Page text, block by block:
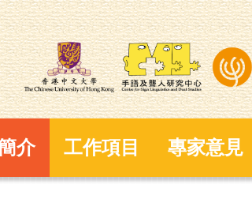
介 工作項目 專家意見